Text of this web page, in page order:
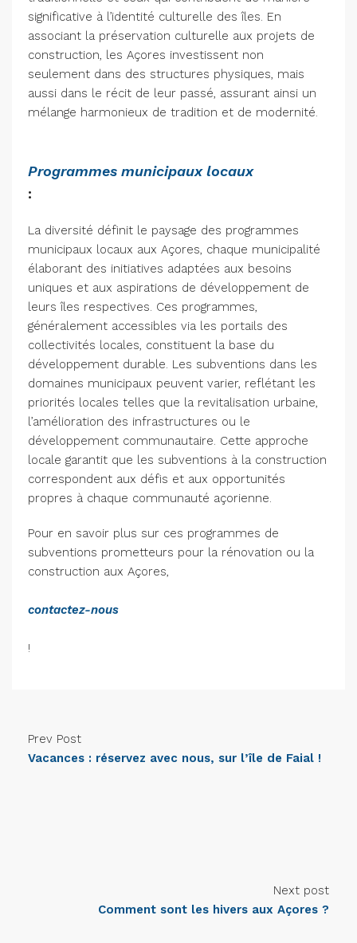
significative à l’identité culturelle des îles. En
associant la préservation culturelle aux projets de
construction, les Açores investissent non
seulement dans des structures physiques, mais
aussi dans le récit de leur passé, assurant ainsi un
mélange harmonieux de tradition et de modernité.
Programmes municipaux locaux
:
La diversité définit le paysage des programmes
municipaux locaux aux Açores, chaque municipalité
élaborant des initiatives adaptées aux besoins
uniques et aux aspirations de développement de
leurs îles respectives. Ces programmes,
généralement accessibles via les portails des
collectivités locales, constituent la base du
développement durable. Les subventions dans les
domaines municipaux peuvent varier, reflétant les
priorités locales telles que la revitalisation urbaine,
l’amélioration des infrastructures ou le
développement communautaire. Cette approche
locale garantit que les subventions à la construction
correspondent aux défis et aux opportunités
propres à chaque communauté açorienne.
Pour en savoir plus sur ces programmes de
subventions prometteurs pour la rénovation ou la
construction aux Açores,
contactez-nous
!
Prev Post
Vacances : réservez avec nous, sur l’île de Faial !
Next post
Comment sont les hivers aux Açores ?